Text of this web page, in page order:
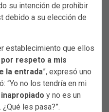
su intención de prohibir
debido a su elección de
establecimiento que ellos
por respeto a mis
la entrada”, expresó uno
“Yo no los tendría en mi
y no es un
les pasa?”.